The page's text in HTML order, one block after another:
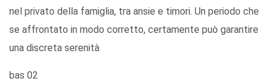
nel privato della famiglia, tra ansie e timori. Un periodo che
se affrontato in modo corretto, certamente può garantire
una discreta serenità
bas 02